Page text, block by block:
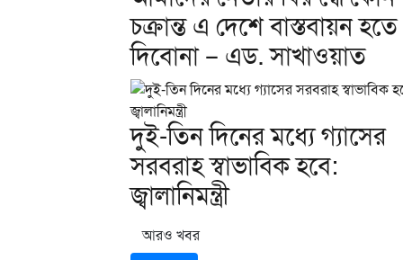
চক্রান্ত এ দেশে বাস্তবায়ন হতে
দিবোনা – এড. সাখাওয়াত
দুই-তিন দিনের মধ্যে গ্যাসের
সরবরাহ স্বাভাবিক হবে:
জ্বালানিমন্ত্রী
আরও খবর